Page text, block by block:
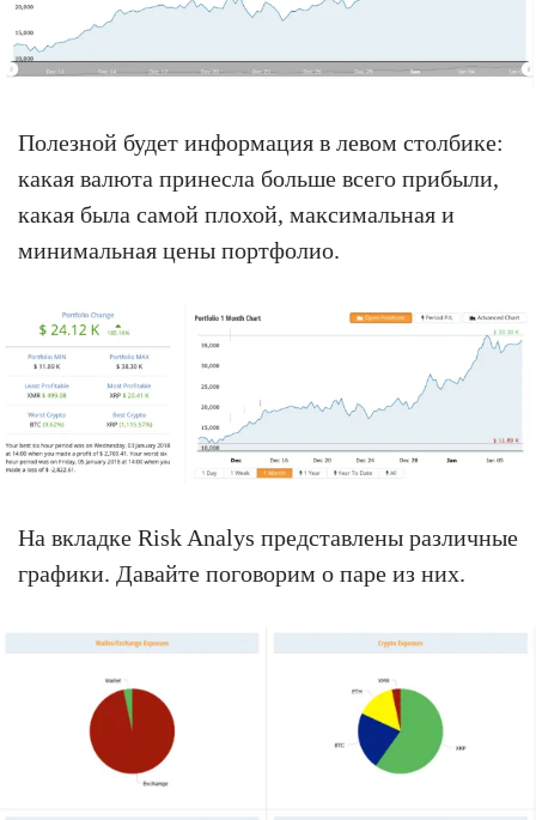
Полезной будет информация в левом столбике:
какая валюта принесла больше всего прибыли,
какая была самой плохой, максимальная и
минимальная цены портфолио.
На вкладке Risk Analys представлены различные
графики. Давайте поговорим о паре из них.